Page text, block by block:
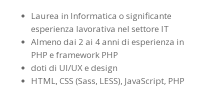
Laurea in Informatica o significante
esperienza lavorativa nel settore IT
Almeno dai 2 ai 4 anni di esperienza in
PHP e framework PHP
doti di UI/UX e design
HTML, CSS (Sass, LESS), JavaScript, PHP